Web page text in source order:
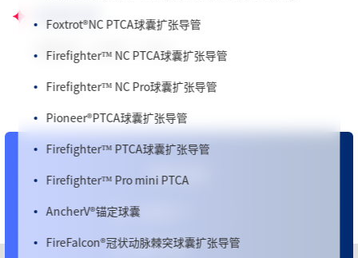
Foxtrot®NC PTCA球囊扩张导管
Firefighter™ NC PTCA球囊扩张导管
Firefighter™ NC Pro球囊扩张导管
Pioneer®PTCA球囊扩张导管
Firefighter™ PTCA球囊扩张导管
Firefighter™ Pro mini PTCA
AncherV®锚定球囊
FireFalcon®冠状动脉棘突球囊扩张导管
适用科室
血管外科、心外科、介入科
更多信息
心脉医疗™
微创®心通